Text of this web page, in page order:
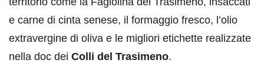
e carne di cinta senese, il formaggio fresco, l’olio
extravergine di oliva e le migliori etichette realizzate
nella doc dei Colli del Trasimeno.